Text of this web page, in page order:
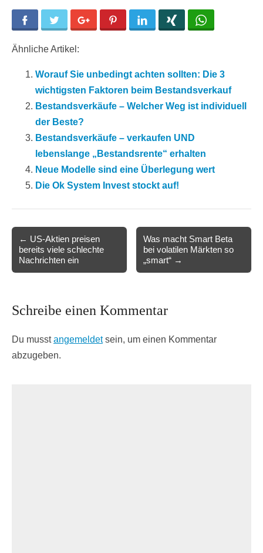
Facebook Twitter Google+ Pinterest LinkedIn
Ähnliche Artikel:
Worauf Sie unbedingt achten sollten: Die 3
wichtigsten Faktoren beim Bestandsverkauf
Bestandsverkäufe – Welcher Weg ist individuell
der Beste?
Bestandsverkäufe – verkaufen UND
lebenslange „Bestandsrente“ erhalten
Neue Modelle sind eine Überlegung wert
Die Ok System Invest stockt auf!
navigation
← US-Aktien preisen
bereits viele schlechte
Nachrichten ein
Was macht Smart Beta
bei volatilen Märkten so
„smart“ →
Schreibe einen Kommentar
Du musstangemeldetsein, um einen Kommentar
abzugeben.